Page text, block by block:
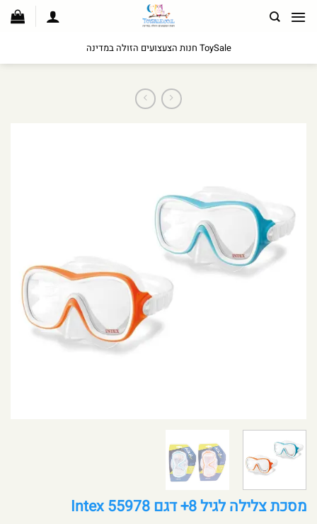
לתוכן
ToySale חנות הצעצועים הזולה במדינה
מסכת צלילה לגיל 8+ דגם 55978 Intex